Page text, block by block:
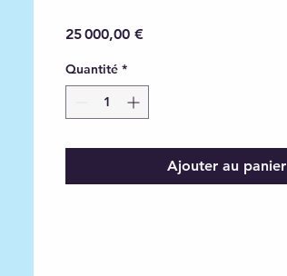
25 000,00 €Prix
Quantité *
Ajouter au panier